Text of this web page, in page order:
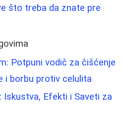
što treba da znate pre
Potpuni vodič za čišćenje
i borbu protiv celulita
Iskustva, Efekti i Saveti za